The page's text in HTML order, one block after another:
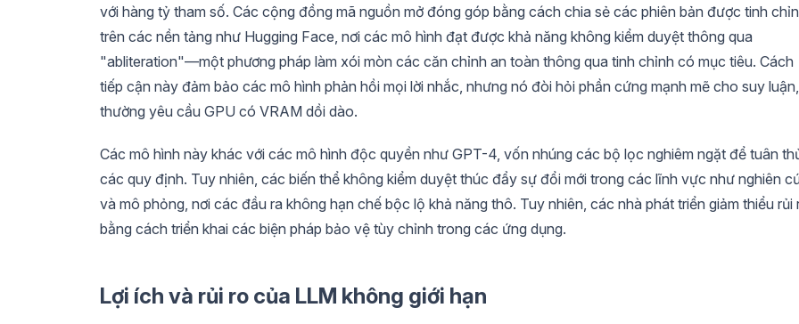
với hàng tỷ tham số. Các cộng đồng mã nguồn mở đóng góp bằng cách chia sẻ các phiên bản được tinh
trên các nền tảng như Hugging Face, nơi các mô hình đạt được khả năng không kiểm duyệt thông qua
"abliteration"—một phương pháp làm xói mòn các căn chỉnh an toàn thông qua tinh chỉnh có mục tiêu. Cách
tiếp cận này đảm bảo các mô hình phản hồi mọi lời nhắc, nhưng nó đòi hỏi phần cứng mạnh mẽ cho suy luận,
thường yêu cầu GPU có VRAM dồi dào.
Các mô hình này khác với các mô hình độc quyền như GPT-4, vốn nhúng các bộ lọc nghiêm ngặt để tuân
các quy định. Tuy nhiên, các biến thể không kiểm duyệt thúc đẩy sự đổi mới trong các lĩnh vực như nghiên
và mô phỏng, nơi các đầu ra không hạn chế bộc lộ khả năng thô. Tuy nhiên, các nhà phát triển giảm thiểu rủi
bằng cách triển khai các biện pháp bảo vệ tùy chỉnh trong các ứng dụng.
Lợi ích và rủi ro của LLM không giới hạn